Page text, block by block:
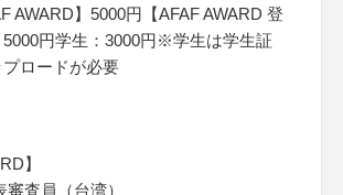
AWARD】5000円【AFAF AWARD 登
円学生：3000円※学生は学生証
ロードが必要
】
査員（台湾）